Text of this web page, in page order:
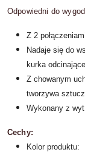
Odpowiedni do
Z 2
Nadaje się do
kurka
Z chowanym
tworzywa
Wykonany z
Cechy:
Kolor